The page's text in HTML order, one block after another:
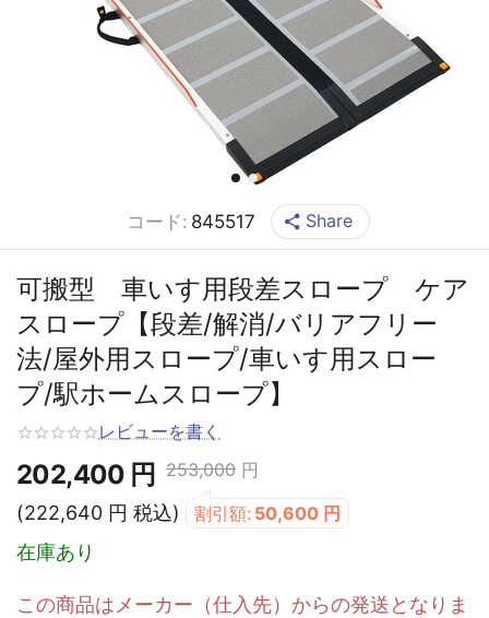
コード: 845517 Share
可搬型 車いす用段差スロープ ケア
スロープ【段差/解消/バリアフリー
法/屋外用スロープ/車いす用スロー
プ/駅ホームスロープ】
レビューを書く
202,400 円 253,000 円
(222,640 円 税込) 割引額: 50,600 円
在庫あり
この商品はメーカー（仕入先）からの発送となりま